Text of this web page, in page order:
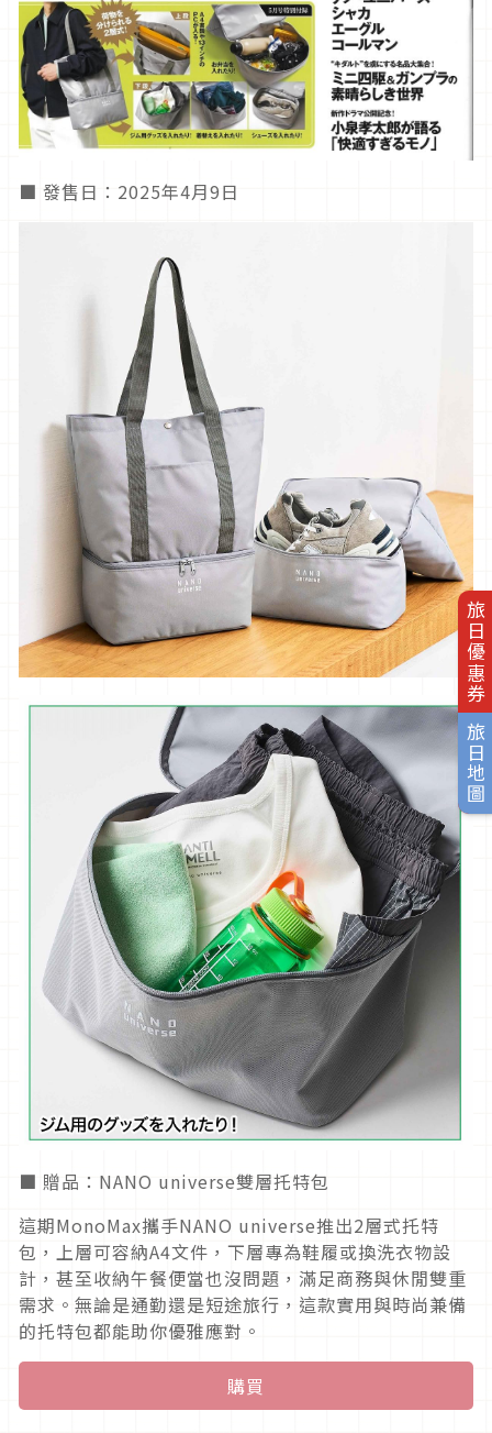
旅日優惠券
旅日地圖
■ 發售日：2025年4月9日
■ 贈品：NANO universe雙層托特包
這期MonoMax攜手NANO universe推出2層式托特
包，上層可容納A4文件，下層專為鞋履或換洗衣物設
計，甚至收納午餐便當也沒問題，滿足商務與休閒雙重
需求。無論是通勤還是短途旅行，這款實用與時尚兼備
的托特包都能助你優雅應對。
購買